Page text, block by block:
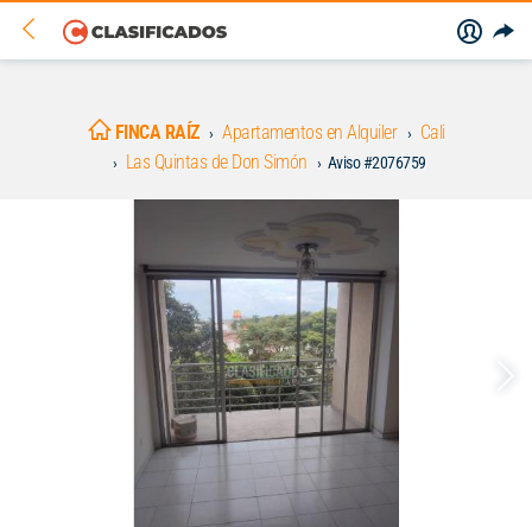
FINCA RAÍZ Apartamentos en Alquiler
Cali
Las Quintas de Don Simón
Aviso #2076759